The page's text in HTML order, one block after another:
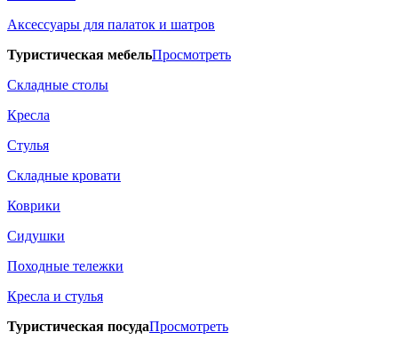
Аксессуары для палаток и шатров
Туристическая мебельПросмотреть
Складные столы
Кресла
Стулья
Складные кровати
Коврики
Сидушки
Походные тележки
Кресла и стулья
Туристическая посудаПросмотреть